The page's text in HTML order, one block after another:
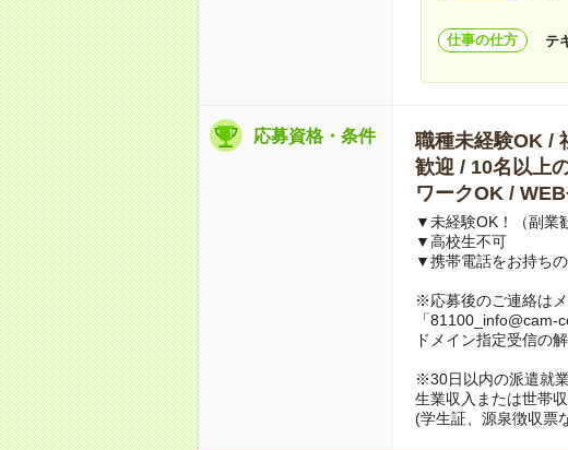
仕事の仕方 テ
応募資格・条件
職種未経験OK /
歓迎 / 10名以上
ワークOK /
▼未経験OK！（副業
▼高校生不可
▼携帯電話をお持ちの
※応募後のご連絡はメ
「81100_info@cam-
ドメイン指定受信の
※30日以内の派遣就
生業収入または世帯
(学生証、源泉徴収票